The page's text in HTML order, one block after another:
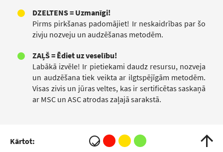
DZELTENS = Uzmanīgi!
Pirms pirkšanas padomājiet! Ir neskaidrības par šo
zivju nozveju un audzēšanas metodēm.
ZAĻŠ = Ēdiet uz veselību!
Labākā izvēle! Ir pietiekami daudz resursu, nozveja
un audzēšana tiek veikta ar ilgtspējīgām metodēm.
Visas zivis un jūras veltes, kas ir sertificētas saskaņā
ar MSC un ASC atrodas zaļajā sarakstā.
Kārtot: